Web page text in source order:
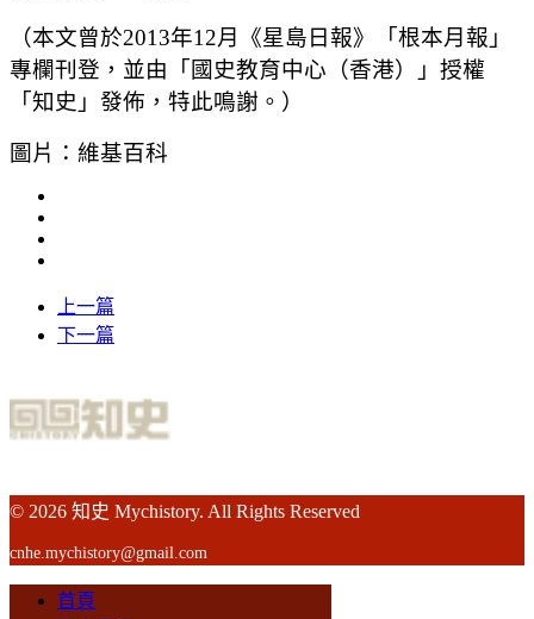
（本文曾於2013年12月《星島日報》「根本月報」
專欄刊登，並由「國史教育中心（香港）」授權
「知史」發佈，特此鳴謝。）
圖片：維基百科
上一篇
下一篇
© 2026 知史 Mychistory. All Rights Reserved
cnhe.mychistory@gmail.com
首頁